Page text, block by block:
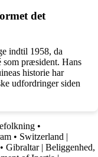
det
indtil 1958, da
som præsident. Hans
historie har
udfordringer siden
•
• Switzerland |
• Gibraltar | Beliggenhed,